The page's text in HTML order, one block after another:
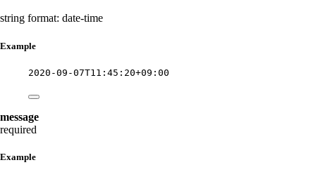
string format: date-time
Example
2020-09-07T11:45:20+09:00
message
required
Example